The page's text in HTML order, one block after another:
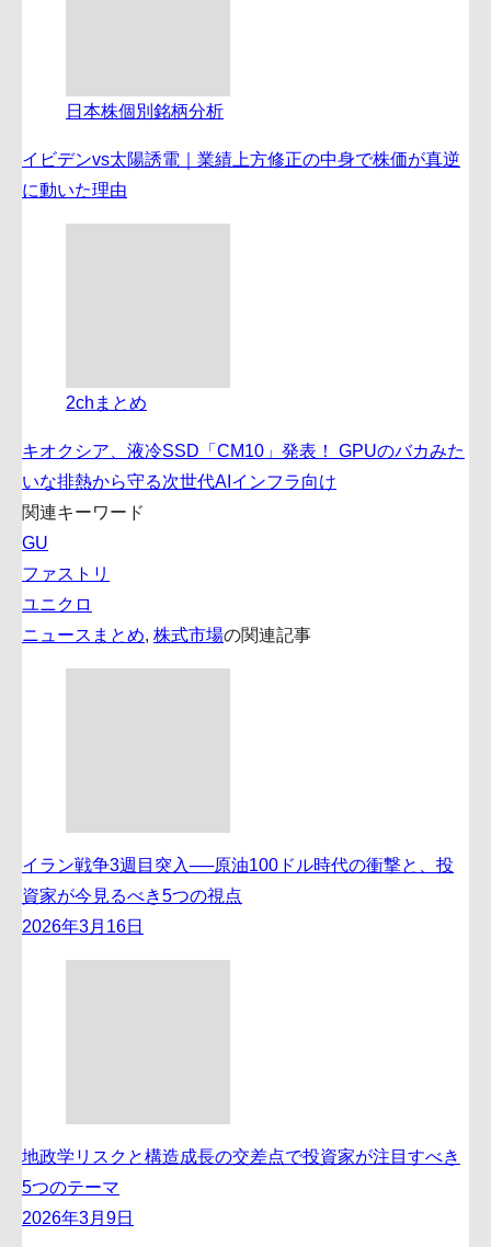
日本株個別銘柄分析
イビデンvs太陽誘電｜業績上方修正の中身で株価が真逆
に動いた理由
2chまとめ
キオクシア、液冷SSD「CM10」発表！ GPUのバカみた
いな排熱から守る次世代AIインフラ向け
関連キーワード
GU
ファストリ
ユニクロ
ニュースまとめ, 株式市場の関連記事
イラン戦争3週目突入──原油100ドル時代の衝撃と、投
資家が今見るべき5つの視点
2026年3月16日
地政学リスクと構造成長の交差点で投資家が注目すべき
5つのテーマ
2026年3月9日